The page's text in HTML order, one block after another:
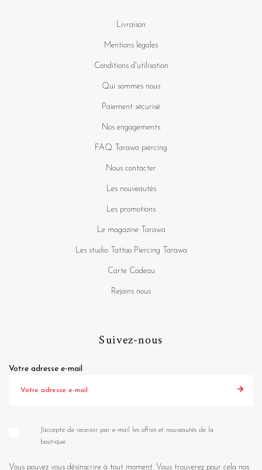
Livraison
Mentions légales
Conditions d'utilisation
Qui sommes nous
Paiement sécurisé
Nos engagements
FAQ Tarawa piercing
Nous contacter
Les nouveautés
Les promotions
Le magazine Tarawa
Les studio Tattoo Piercing Tarawa
Carte Cadeau
Rejoins nous
Suivez-nous
Votre adresse e-mail
J'accepte de recevoir par e-mail les offres et nouveautés de la
boutique
Vous pouvez vous désinscrire à tout moment. Vous trouverez pour cela nos